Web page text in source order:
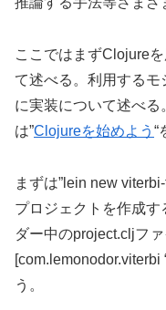
ここではまずClojure
て述べる。利用するモ
に実装について述べ
は”Clojureを始めよう “
まずは”lein new
プロジェクトを作成
ダー中のproject.cljフ
[com.lemonodor.viterbi
う。